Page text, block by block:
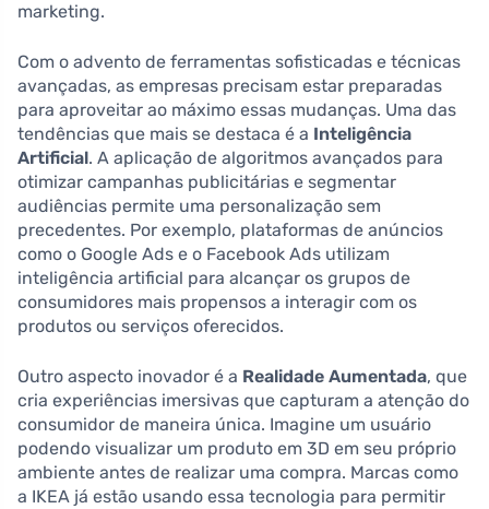
marketing.
Com o advento de ferramentas sofisticadas e técnicas
avançadas, as empresas precisam estar preparadas
para aproveitar ao máximo essas mudanças. Uma das
tendências que mais se destaca é a Inteligência
Artificial. A aplicação de algoritmos avançados para
otimizar campanhas publicitárias e segmentar
audiências permite uma personalização sem
precedentes. Por exemplo, plataformas de anúncios
como o Google Ads e o Facebook Ads utilizam
inteligência artificial para alcançar os grupos de
consumidores mais propensos a interagir com os
produtos ou serviços oferecidos.
Outro aspecto inovador é a Realidade Aumentada, que
cria experiências imersivas que capturam a atenção do
consumidor de maneira única. Imagine um usuário
podendo visualizar um produto em 3D em seu próprio
ambiente antes de realizar uma compra. Marcas como
a IKEA já estão usando essa tecnologia para permitir